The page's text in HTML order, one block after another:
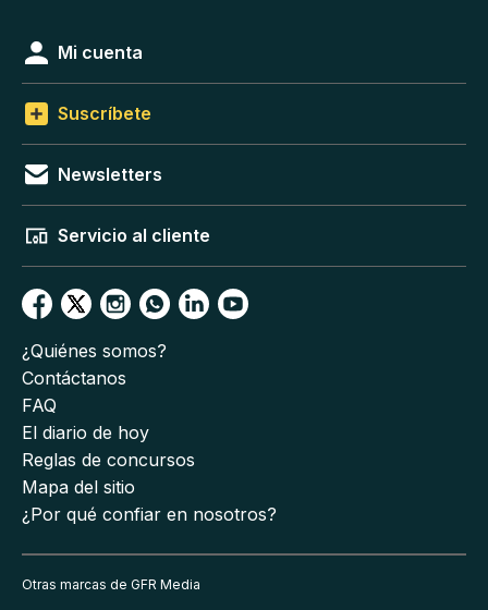
Mi cuenta
Suscríbete
Newsletters
Servicio al cliente
¿Quiénes somos?
Contáctanos
FAQ
El diario de hoy
Reglas de concursos
Mapa del sitio
¿Por qué confiar en nosotros?
Otras marcas de GFR Media